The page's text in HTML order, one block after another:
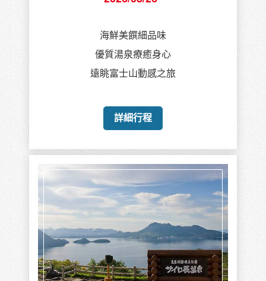
海鮮美饌細品味
優質湯泉療癒身心
遠眺富士山動感之旅
詳細行程